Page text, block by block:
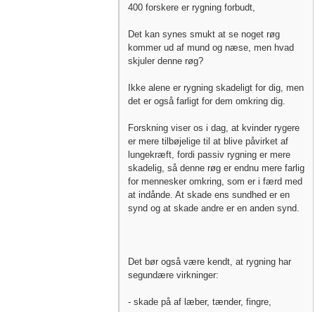
400 forskere er rygning forbudt,
Det kan synes smukt at se noget røg
kommer ud af mund og næse, men hvad
skjuler denne røg?
Ikke alene er rygning skadeligt for dig, men
det er også farligt for dem omkring dig.
Forskning viser os i dag, at kvinder rygere
er mere tilbøjelige til at blive påvirket af
lungekræft, fordi passiv rygning er mere
skadelig, så denne røg er endnu mere farlig
for mennesker omkring, som er i færd med
at indånde. At skade ens sundhed er en
synd og at skade andre er en anden synd.
Det bør også være kendt, at rygning har
segundære virkninger:
- skade på af læber, tænder, fingre,